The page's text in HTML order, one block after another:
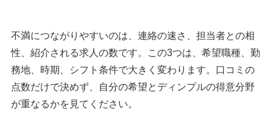
不満につながりやすいのは、連絡の速さ、担当者との相
性、紹介される求人の数です。この3つは、希望職種、勤
務地、時期、シフト条件で大きく変わります。口コミの
点数だけで決めず、自分の希望とディンプルの得意分野
が重なるかを見てください。